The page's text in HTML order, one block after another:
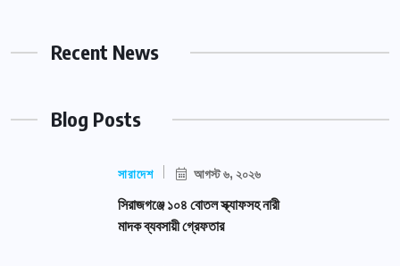
Recent News
Blog Posts
সারাদেশ আগস্ট ৬, ২০২৬
সিরাজগঞ্জে ১০৪ বোতল স্ক্যাফসহ নারী
মাদক ব্যবসায়ী গ্রেফতার